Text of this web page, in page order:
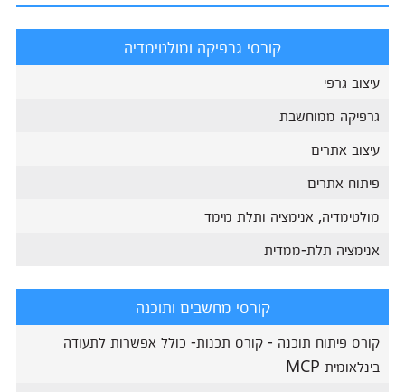
קורסי גרפיקה ומולטימדיה
עיצוב גרפי
גרפיקה ממוחשבת
עיצוב אתרים
פיתוח אתרים
מולטימדיה, אנימציה ותלת מימד
אנימציה תלת-ממדית
קורסי מחשבים ותוכנה
קורס פיתוח תוכנה - קורס תכנות- כולל אפשרות לתעודה
בינלאומית MCP